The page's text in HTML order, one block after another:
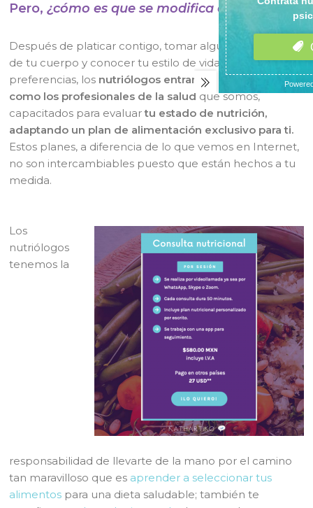
Pero,¿cómo es que se modifica esa dieta?
Después de platicar contigo, tomar algunas medidas
de tu cuerpo y conocer tu estilo de vida, tus gustos y
preferencias, los nutriólogos entramos en acción
como los profesionales de la salud que somos,
capacitados para evaluartu estado de nutrición,
adaptando un plan de alimentación exclusivo para ti.
Estos planes, a diferencia de lo que vemos en Internet,
no son intercambiables puesto que están hechos a tu
medida.
Los
nutriólogos
tenemos la
responsabilidad de llevarte de la mano por el camino
tan maravilloso que es aprender a seleccionar tus
alimentos para una dieta saludable; también te